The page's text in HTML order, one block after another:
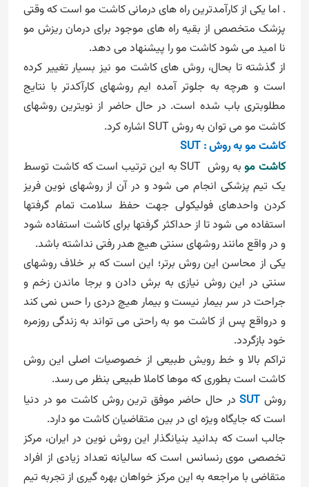
. اما یکی از کارآمدترین راه های درمانی کاشت مو است که وقتی
پزشک متخصص از بقیه راه های موجود برای درمان ریزش مو
نا امید می شود کاشت مو را پیشنهاد می دهد.
از گذشته تا بحال، روش های کاشت مو نیز بسیار تغییر کرده
است و هرچه به جلوتر آمده ایم روشهای کارآکدتر با نتایج
مطلوبتری باب شده است. در حال حاضر از نویترین روشهای
کاشت مو می توان به روشSUT اشاره کرد.
کاشت مو به روشSUT :
کاشت مو به روش SUTبه این ترتیب است که کاشت توسط
یک تیم پزشکی انجام می شود و در آن از روشهای نوین فریز
کردن واحدهای فولیکولی جهت حفظ سلامت تمام گرفتها
استفاده می شود تا از حداکثر گرفتها برای کاشت استفاده شود
و در واقع مانند روشهای سنتی هیچ هدر رفتی نداشته باشد.
یکی از محاسن این روش برتر؛ این است که بر خلاف روشهای
سنتی در این روش نیازی به برش دادن و برجا ماندن زخم و
جراحت در سر بیمار نیست و بیمار هیچ دردی را حس نمی کند
و درواقع پس از کاشت مو به راحتی می تواند به زندگی روزمره
خود بازگردد.
تراکم بالا و خط رویش طبیعی از خصوصیات اصلی این روش
کاشت است بطوری که موها کاملا طبیعی بنظر می رسد.
روش SUT در حال حاضر موفق ترین روش کاشت مو در دنیا
است که جایگاه ویژه ای در بین متقاضیان کاشت مو دارد.
جالب است که بدانید بنیانگذار این روش نوین در ایران، مرکز
تخصصی موی رنسانس است که سالیانه تعداد زیادی از افراد
متقاضی با مراجعه به این مرکز خواهان بهره گیری از تجربه تیم